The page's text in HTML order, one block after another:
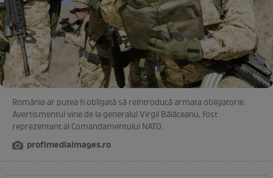
România ar putea fi obligată să reintroducă armata obligatorie.
Avertismentul vine de la generalul Virgil Bălăceanu, fost
reprezentant al Comandamentului NATO.
profimediaimages.ro